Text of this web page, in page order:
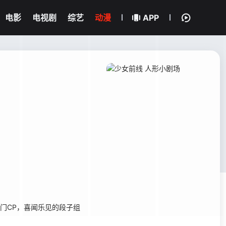
电影 电视剧 综艺 动漫 APP
CP，喜闻乐见的段子组